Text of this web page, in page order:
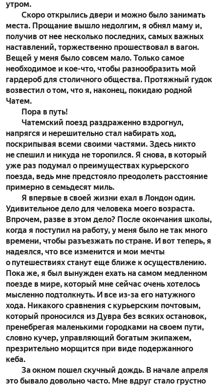
утром.
Скоро открылись двери и можно было занимать
места. Прощание вышло недолгим, я обнял маму и,
получив от нее несколько последних, самых важных
наставлений, торжественно прошествовал в вагон.
Вещей у меня было совсем мало. Только самое
необходимое и кое-что, чтобы разнообразить мой
гардероб для столичного общества. Протяжный гудок
возвестил о том, что я, наконец, покидаю родной
Чатем.
Пора в путь!
Чатемский поезд раздраженно вздрогнул,
напрягся и нерешительно стал набирать ход,
поскрипывая всеми своими частями. Здесь никто
не спешил и никуда не торопился. Я снова, в который
уже раз подумал о преимуществах курьерского
поезда, ведь мне предстояло преодолеть расстояние
примерно в семьдесят миль.
Я впервые в своей жизни ехал в Лондон один.
Удивительное дело для человека моего возраста.
Впрочем, разве в этом дело? После окончания школы,
когда я поступил на работу, у меня было не так много
времени, чтобы разъезжать по стране. И вот теперь, я
надеялся, что все изменится и мои мечты
о путешествиях станут еще ближе к осуществлению.
Пока же, я был вынужден ехать на самом медленном
поезде в мире, который мне сейчас очень хотелось
мысленно подтолкнуть. И все из-за его натужного
хода. Никакого сравнения с курьерским почтовым,
который проносился из Дувра без всяких остановок,
пренебрегая маленькими городками на своем пути,
словно кучер, управляющий богатым экипажем,
презрительно морщится при виде подержанного
кеба.
За окном пошел скучный дождь. В начале апреля
это бывало довольно часто. Мне вдруг стало грустно